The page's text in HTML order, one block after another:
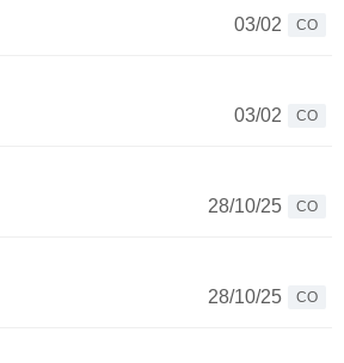
03/02
CO
03/02
CO
28/10/25
CO
28/10/25
CO